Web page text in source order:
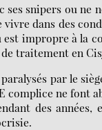
ses snipers ou
vivre dans des
est impropre à la
traitement en
par le
complice ne font
des